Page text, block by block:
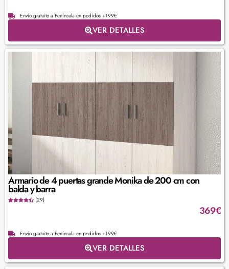
Envío gratuito a Península en pedidos +199€
VER DETALLES
Armario de 4 puertas grande Monika de 200 cm con
balda y barra
(29)
369€
Envío gratuito a Península en pedidos +199€
VER DETALLES